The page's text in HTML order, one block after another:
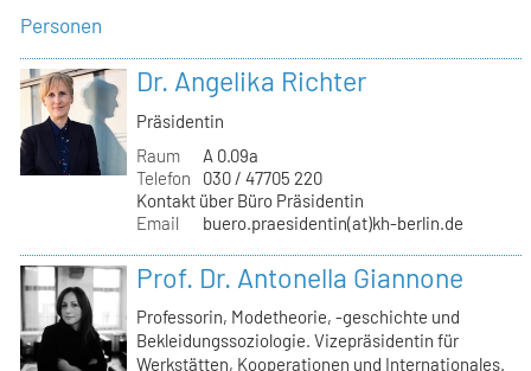
Personen
Dr. Angelika Richter
Präsidentin
Raum
A 0.09a
Telefon
030 / 47705 220
Kontakt über Büro Präsidentin
Email
buero.praesidentin(at)kh-berlin.de
Prof. Dr. Antonella Giannone
Professorin, Modetheorie, -geschichte und
Bekleidungssoziologie. Vizepräsidentin für
Werkstätten, Kooperationen und Internationales.